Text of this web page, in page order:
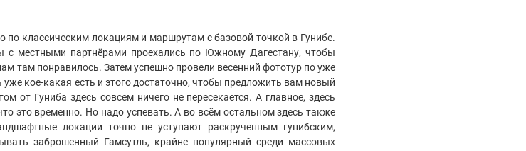
классическим локациям и маршрутам с базовой точкой в Гунибе.
с местными партнёрами проехались по Южному Дагестану, чтобы
там понравилось. Затем успешно провели весенний фототур по уже
кое-какая есть и этого достаточно, чтобы предложить вам новый
от Гуниба здесь совсем ничего не пересекается. А главное, здесь
это временно. Но надо успевать. А во всём остальном здесь также
локации точно не уступают раскрученным гунибским,
заброшенный Гамсутль, крайне популярный среди массовых